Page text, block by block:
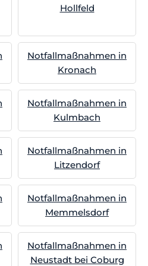
Hollfeld
Notfallmaßnahmen in
Kronach
Notfallmaßnahmen in
Kulmbach
Notfallmaßnahmen in
Litzendorf
Notfallmaßnahmen in
Memmelsdorf
Notfallmaßnahmen in
Neustadt bei Coburg